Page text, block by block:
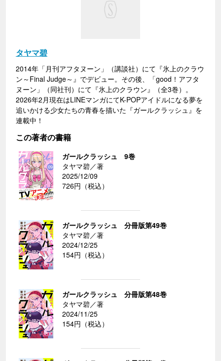
タヤマ碧
2014年「月刊アフタヌーン」（講談社）にて『氷上のクラウ
ン～Final Judge～』でデビュー。その後、「good！アフタ
ヌーン」（同社刊）にて『氷上のクラウン』（全3巻）。
2026年2月現在はLINEマンガにてK-POPアイドルになる夢を
追いかける少女たちの青春を描いた『ガールクラッシュ』を
連載中！
この著者の書籍
ガールクラッシュ 9巻
タヤマ碧／著
2025/12/09
726円（税込）
ガールクラッシュ 分冊版第49巻
タヤマ碧／著
2024/12/25
154円（税込）
ガールクラッシュ 分冊版第48巻
タヤマ碧／著
2024/11/25
154円（税込）